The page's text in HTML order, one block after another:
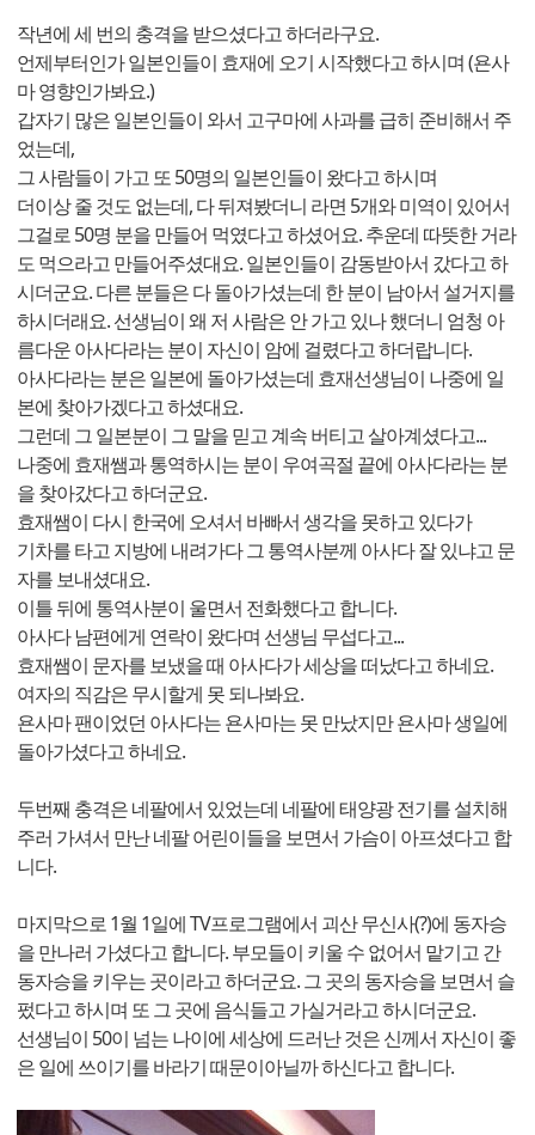
작년에 세 번의 충격을 받으셨다고 하더라구요.
언제부터인가 일본인들이 효재에 오기 시작했다고 하시며 (욘사
마 영향인가봐요.)
갑자기 많은 일본인들이 와서 고구마에 사과를 급히 준비해서 주
었는데,
그 사람들이 가고 또 50명의 일본인들이 왔다고 하시며
더이상 줄 것도 없는데, 다 뒤져봤더니 라면 5개와 미역이 있어서
그걸로 50명 분을 만들어 먹였다고 하셨어요. 추운데 따뜻한 거라
도 먹으라고 만들어주셨대요. 일본인들이 감동받아서 갔다고 하
시더군요. 다른 분들은 다 돌아가셨는데 한 분이 남아서 설거지를
하시더래요. 선생님이 왜 저 사람은 안 가고 있나 했더니 엄청 아
름다운 아사다라는 분이 자신이 암에 걸렸다고 하더랍니다.
아사다라는 분은 일본에 돌아가셨는데 효재선생님이 나중에 일
본에 찾아가겠다고 하셨대요.
그런데 그 일본분이 그 말을 믿고 계속 버티고 살아계셨다고...
나중에 효재쌤과 통역하시는 분이 우여곡절 끝에 아사다라는 분
을 찾아갔다고 하더군요.
효재쌤이 다시 한국에 오셔서 바빠서 생각을 못하고 있다가
기차를 타고 지방에 내려가다 그 통역사분께 아사다 잘 있냐고 문
자를 보내셨대요.
이틀 뒤에 통역사분이 울면서 전화했다고 합니다.
아사다 남편에게 연락이 왔다며 선생님 무섭다고...
효재쌤이 문자를 보냈을 때 아사다가 세상을 떠났다고 하네요.
여자의 직감은 무시할게 못 되나봐요.
욘사마 팬이었던 아사다는 욘사마는 못 만났지만 욘사마 생일에
돌아가셨다고 하네요.
두번째 충격은 네팔에서 있었는데 네팔에 태양광 전기를 설치해
주러 가셔서 만난 네팔 어린이들을 보면서 가슴이 아프셨다고 합
니다.
마지막으로 1월 1일에 TV프로그램에서 괴산 무신사(?)에 동자승
을 만나러 가셨다고 합니다. 부모들이 키울 수 없어서 맡기고 간
동자승을 키우는 곳이라고 하더군요. 그 곳의 동자승을 보면서 슬
펐다고 하시며 또 그 곳에 음식들고 가실거라고 하시더군요.
선생님이 50이 넘는 나이에 세상에 드러난 것은 신께서 자신이 좋
은 일에 쓰이기를 바라기 때문이아닐까 하신다고 합니다.